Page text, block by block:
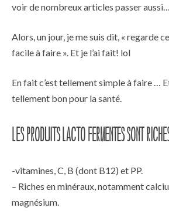
voir de nombreux articles passer aussi…
Alors, un jour, je me suis dit, « regarde
facile à faire ». Et je l’ai fait! lol
En fait c’est tellement simple à faire …
tellement bon pour la santé.
Les produits lacto fermentés sont
-vitamines, C, B (dont B12) et PP.
– Riches en minéraux, notamment
magnésium.